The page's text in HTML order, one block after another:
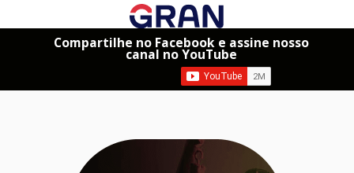
Compartilhe no Facebook e assine nosso
canal no YouTube